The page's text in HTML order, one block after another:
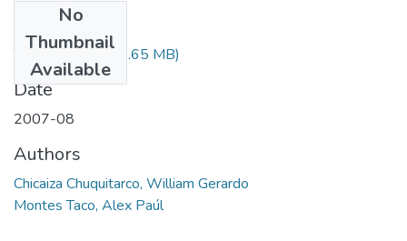
No
Thumbnail
Available
T-000715.pdf(38.65 MB)
Date
2007-08
Authors
Chicaiza Chuquitarco, William Gerardo
Montes Taco, Alex Paúl